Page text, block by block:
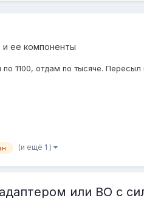
ее компоненты
1100, отдам по тысяче.
(и ещё 1 )
или ВО с